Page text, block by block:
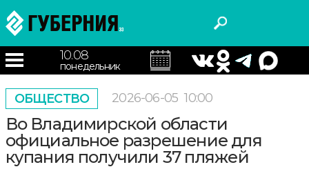
10.08
понедельник
ОБЩЕСТВО 2026-06-05 10:00
Во Владимирской области
официальное разрешение для
купания получили 37 пляжей